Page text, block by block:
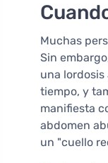
Muchas
Sin
una
tiempo, y
manifiesta
abdomen
un "cuello